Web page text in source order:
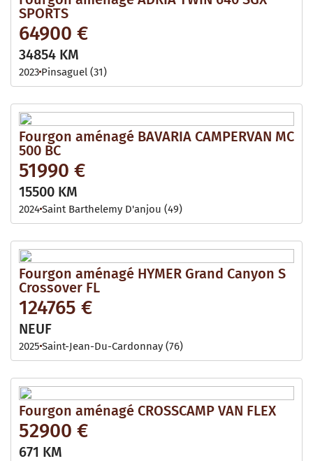
SPORTS
64900 €
34854 KM
2023 Pinsaguel (31)
Fourgon aménagé BAVARIA CAMPERVAN MC
500 BC
51990 €
15500 KM
2024Saint Barthelemy D'anjou (49)
Fourgon aménagé HYMER Grand Canyon S
Crossover FL
124765 €
NEUF
2025 Saint-Jean-Du-Cardonnay (76)
Fourgon aménagé CROSSCAMP VAN FLEX
52900 €
671 KM